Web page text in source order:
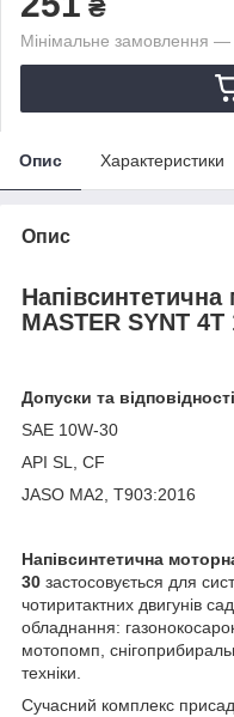
₴
Мінімальне замовлення —
Опис Характеристики
Опис
MASTER SYNT 4T
Допуски та відповідності
SAE 10W-30
API SL, CF
JASO MA2, T903:2016
Напівсинтетична
30 застосовується для
чотиритактних двигунів
обладнання:
мотопомп,
техніки.
Сучасний комплекс